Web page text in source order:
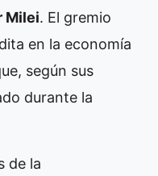
Milei. El gremio
en la economía
según sus
durante la
de la